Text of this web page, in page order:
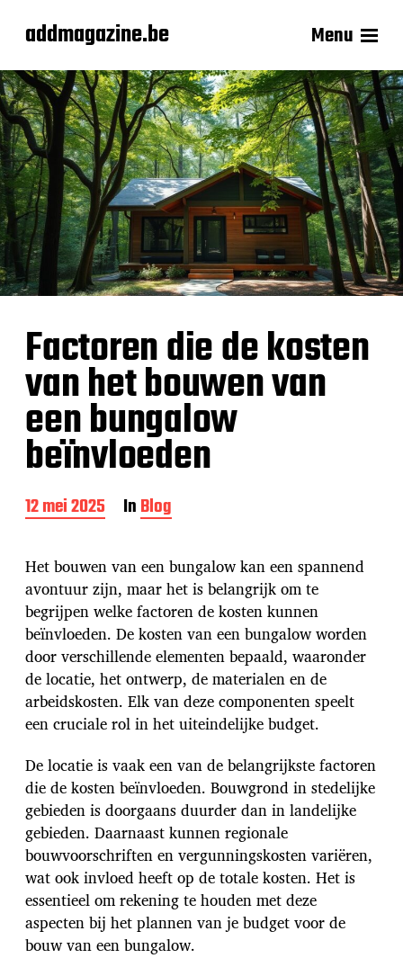
addmagazine.be Menu
Factoren die de kosten
van het bouwen van
een bungalow
beïnvloeden
B
e
i
c
h
t
d
a
t
u
m
12 mei 2025 InBlog
Het bouwen van een bungalow kan een spannend
avontuur zijn, maar het is belangrijk om te
begrijpen welke factoren de kosten kunnen
beïnvloeden. De kosten van een bungalow worden
door verschillende elementen bepaald, waaronder
de locatie, het ontwerp, de materialen en de
arbeidskosten. Elk van deze componenten speelt
een cruciale rol in het uiteindelijke budget.
De locatie is vaak een van de belangrijkste factoren
die de kosten beïnvloeden. Bouwgrond in stedelijke
gebieden is doorgaans duurder dan in landelijke
gebieden. Daarnaast kunnen regionale
bouwvoorschriften en vergunningskosten variëren,
wat ook invloed heeft op de totale kosten. Het is
essentieel om rekening te houden met deze
aspecten bij het plannen van je budget voor de
bouw van een bungalow.